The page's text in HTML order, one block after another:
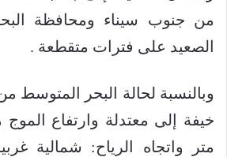
من جنوب سيناء ومحافظة
الصعيد على فترات متقطعة .
وبالنسبة لحالة البحر المتوسط
متر واتجاه الرياح: شمالية